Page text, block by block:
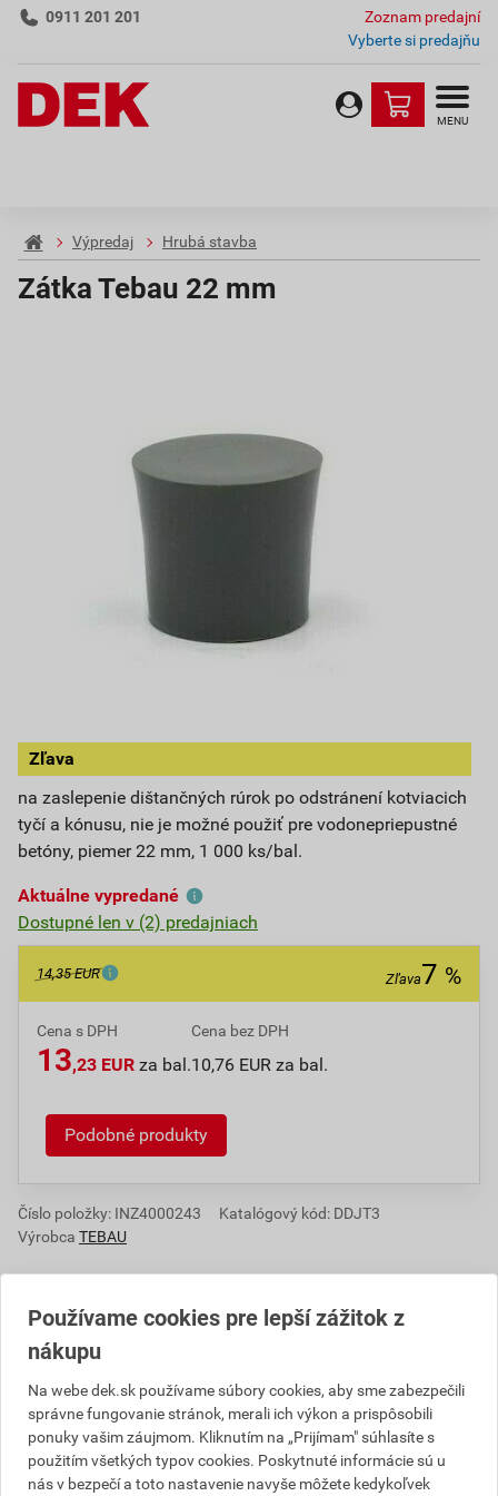
0911 201 201
Zoznam predajní
Vyberte si predajňu
MENU
Výpredaj Hrubá stavba
Zátka Tebau 22 mm
Zľava
na zaslepenie dištančných rúrok po odstránení kotviacich
tyčí a kónusu, nie je možné použiť pre vodonepriepustné
betóny, piemer 22 mm, 1 000 ks/bal.
Aktuálne vypredané
Dostupné len v (2) predajniach
14,35 EUR Zľava7 %
Cena s DPH
13,23 EUR za bal.
Cena bez DPH
10,76 EUR za bal.
Podobné produkty
Číslo položky: INZ4000243
Katalógový kód: DDJT3
Výrobca TEBAU
Aktuálna predajná cena po zľave 52% z cenníkovej
ceny
10,76 EUR
bez DPH za bal.
13,23 EUR
s DPH za bal.
Používame cookies pre lepší zážitok z
nákupu
Na webe dek.sk používame súbory cookies, aby sme zabezpečili
správne fungovanie stránok, merali ich výkon a prispôsobili
ponuky vašim záujmom. Kliknutím na „Prijímam" súhlasíte s
použitím všetkých typov cookies. Poskytnuté informácie sú u
nás v bezpečí a toto nastavenie navyše môžete kedykoľvek